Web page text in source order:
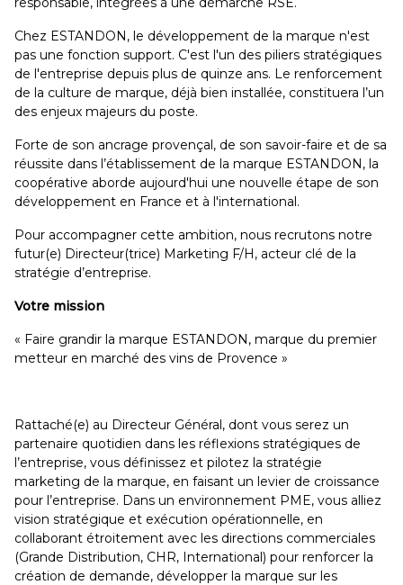
Chez ESTANDON, le développement de la marque n'est
pas une fonction support. C'est l'un des piliers stratégiques
de l'entreprise depuis plus de quinze ans. Le renforcement
de la culture de marque, déjà bien installée, constituera l’un
des enjeux majeurs du poste.
Forte de son ancrage provençal, de son savoir-faire et de sa
réussite dans l’établissement de la marque ESTANDON, la
coopérative aborde aujourd'hui une nouvelle étape de son
développement en France et à l'international.
Pour accompagner cette ambition, nous recrutons notre
futur(e) Directeur(trice) Marketing F/H, acteur clé de la
stratégie d’entreprise.
Votre mission
« Faire grandir la marque ESTANDON, marque du premier
metteur en marché des vins de Provence »
Rattaché(e) au Directeur Général, dont vous serez un
partenaire quotidien dans les réflexions stratégiques de
l’entreprise, vous définissez et pilotez la stratégie
marketing de la marque, en faisant un levier de croissance
pour l’entreprise. Dans un environnement PME, vous alliez
vision stratégique et exécution opérationnelle, en
collaborant étroitement avec les directions commerciales
(Grande Distribution, CHR, International) pour renforcer la
création de demande, développer la marque sur les